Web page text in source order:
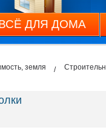
ДЛЯ ДОМА
земля